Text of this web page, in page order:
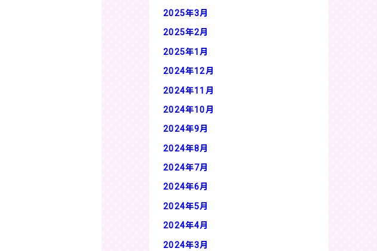
2025年3月
2025年2月
2025年1月
2024年12月
2024年11月
2024年10月
2024年9月
2024年8月
2024年7月
2024年6月
2024年5月
2024年4月
2024年3月